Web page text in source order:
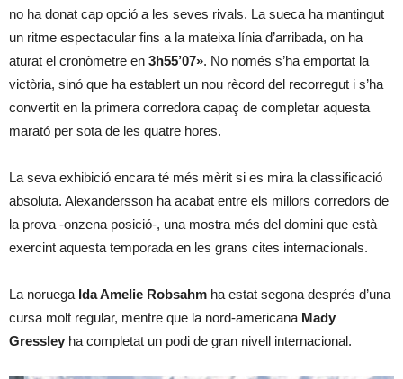
no ha donat cap opció a les seves rivals. La sueca ha mantingut
un ritme espectacular fins a la mateixa línia d’arribada, on ha
aturat el cronòmetre en 3h55’07». No només s’ha emportat la
victòria, sinó que ha establert un nou rècord del recorregut i s’ha
convertit en la primera corredora capaç de completar aquesta
marató per sota de les quatre hores.
La seva exhibició encara té més mèrit si es mira la classificació
absoluta. Alexandersson ha acabat entre els millors corredors de
la prova -onzena posició-, una mostra més del domini que està
exercint aquesta temporada en les grans cites internacionals.
La noruega Ida Amelie Robsahm ha estat segona després d’una
cursa molt regular, mentre que la nord-americana Mady
Gressley ha completat un podi de gran nivell internacional.